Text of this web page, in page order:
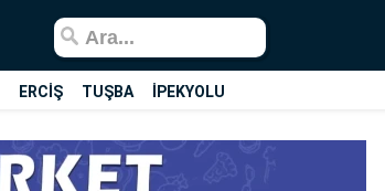
ERCİŞ TUŞBA İPEKYOLU